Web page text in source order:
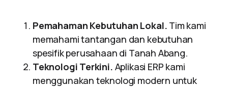
Pemahaman Kebutuhan Lokal. Tim kami
memahami tantangan dan kebutuhan
spesifik perusahaan di Tanah Abang.
Teknologi Terkini. Aplikasi ERP kami
menggunakan teknologi modern untuk